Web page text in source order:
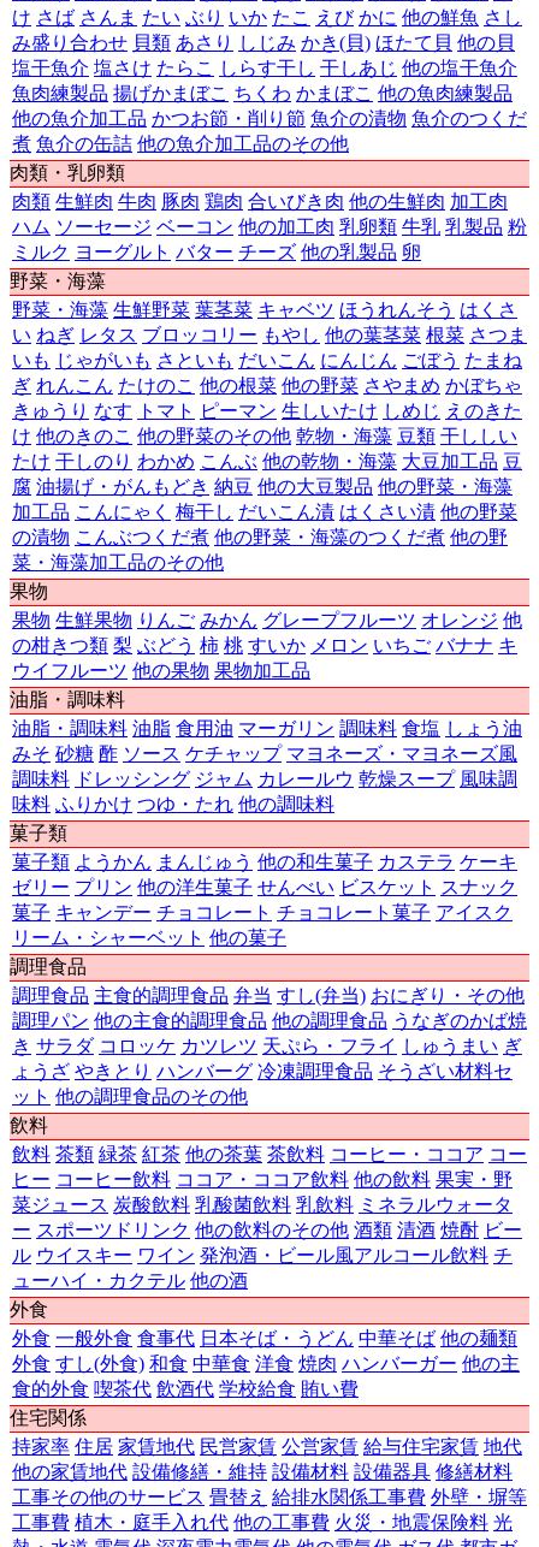
第43位
2,034円和歌山県
和歌山市
第44位
1,937円 岩手県
盛岡市
第45位
1,894円 京都府
京都市
第46位
1,822円 山口県
山口市
第47位
1,743円 長崎県 長崎市
け さば さんま たい ぶり いか たこ えび かに 他の鮮魚 さし
み盛り合わせ 貝類 あさり しじみ かき(貝) ほたて貝 他の貝
塩干魚介 塩さけ たらこ しらす干し 干しあじ 他の塩干魚介
魚肉練製品 揚げかまぼこ ちくわ かまぼこ 他の魚肉練製品
他の魚介加工品 かつお節・削り節 魚介の漬物 魚介のつくだ
煮 魚介の缶詰 他の魚介加工品のその他
肉類・乳卵類
肉類 生鮮肉 牛肉 豚肉 鶏肉 合いびき肉 他の生鮮肉 加工肉
ハム ソーセージ ベーコン 他の加工肉 乳卵類 牛乳 乳製品 粉
ミルク ヨーグルト バター チーズ 他の乳製品 卵
野菜・海藻
野菜・海藻 生鮮野菜 葉茎菜 キャベツ ほうれんそう はくさ
い ねぎ レタス ブロッコリー もやし 他の葉茎菜 根菜 さつま
いも じゃがいも さといも だいこん にんじん ごぼう たまね
ぎ れんこん たけのこ 他の根菜 他の野菜 さやまめ かぼちゃ
きゅうり なす トマト ピーマン 生しいたけ しめじ えのきた
け 他のきのこ 他の野菜のその他 乾物・海藻 豆類 干ししい
たけ 干しのり わかめ こんぶ 他の乾物・海藻 大豆加工品 豆
腐 油揚げ・がんもどき 納豆 他の大豆製品 他の野菜・海藻
加工品 こんにゃく 梅干し だいこん漬 はくさい漬 他の野菜
の漬物 こんぶつくだ煮 他の野菜・海藻のつくだ煮 他の野
菜・海藻加工品のその他
果物
果物 生鮮果物 りんご みかん グレープフルーツ オレンジ 他
の柑きつ類 梨 ぶどう 柿 桃 すいか メロン いちご バナナ キ
ウイフルーツ 他の果物 果物加工品
油脂・調味料
油脂・調味料 油脂 食用油 マーガリン 調味料 食塩 しょう油
みそ 砂糖 酢 ソース ケチャップ マヨネーズ・マヨネーズ風
調味料 ドレッシング ジャム カレールウ 乾燥スープ 風味調
味料 ふりかけ つゆ・たれ 他の調味料
菓子類
菓子類 ようかん まんじゅう 他の和生菓子 カステラ ケーキ
ゼリー プリン 他の洋生菓子 せんべい ビスケット スナック
菓子 キャンデー チョコレート チョコレート菓子 アイスク
リーム・シャーベット 他の菓子
調理食品
調理食品 主食的調理食品 弁当 すし(弁当) おにぎり・その他
調理パン 他の主食的調理食品 他の調理食品 うなぎのかば焼
き サラダ コロッケ カツレツ 天ぷら・フライ しゅうまい ぎ
ょうざ やきとり ハンバーグ 冷凍調理食品 そうざい材料セ
ット 他の調理食品のその他
飲料
飲料 茶類 緑茶 紅茶 他の茶葉 茶飲料 コーヒー・ココア コー
ヒー コーヒー飲料 ココア・ココア飲料 他の飲料 果実・野
菜ジュース 炭酸飲料 乳酸菌飲料 乳飲料 ミネラルウォータ
ー スポーツドリンク 他の飲料のその他 酒類 清酒 焼酎 ビー
ル ウイスキー ワイン 発泡酒・ビール風アルコール飲料 チ
ューハイ・カクテル 他の酒
外食
外食 一般外食 食事代 日本そば・うどん 中華そば 他の麺類
外食 すし(外食) 和食 中華食 洋食 焼肉 ハンバーガー 他の主
食的外食 喫茶代 飲酒代 学校給食 賄い費
住宅関係
持家率 住居 家賃地代 民営家賃 公営家賃 給与住宅家賃 地代
他の家賃地代 設備修繕・維持 設備材料 設備器具 修繕材料
工事その他のサービス 畳替え 給排水関係工事費 外壁・塀等
工事費 植木・庭手入れ代 他の工事費 火災・地震保険料 光